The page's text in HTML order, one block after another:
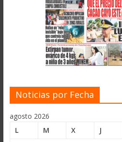
Noticias por Fecha
agosto 2026
L
M X J